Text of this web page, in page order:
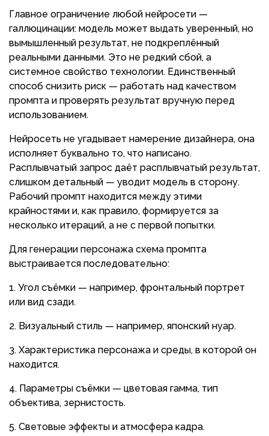
Главное ограничение любой нейросети —
галлюцинации: модель может выдать уверенный, но
вымышленный результат, не подкреплённый
реальными данными. Это не редкий сбой, а
системное свойство технологии. Единственный
способ снизить риск — работать над качеством
промпта и проверять результат вручную перед
использованием.
Нейросеть не угадывает намерение дизайнера, она
исполняет буквально то, что написано.
Расплывчатый запрос даёт расплывчатый результат,
слишком детальный — уводит модель в сторону.
Рабочий промпт находится между этими
крайностями и, как правило, формируется за
несколько итераций, а не с первой попытки.
Для генерации персонажа схема промпта
выстраивается последовательно:
Угол съёмки — например, фронтальный портрет
или вид сзади.
Визуальный стиль — например, японский нуар.
Характеристика персонажа и среды, в которой он
находится.
Параметры съёмки — цветовая гамма, тип
объектива, зернистость.
Световые эффекты и атмосфера кадра.